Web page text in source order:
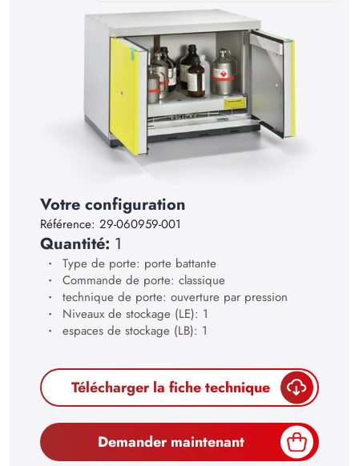
19
20
25
26
27
28
Votre configuration
Référence: 29-060959-001
Quantité: 1
Type de porte: porte battante
Commande de porte: classique
technique de porte: ouverture par pression
Niveaux de stockage (LE): 1
espaces de stockage (LB): 1
Télécharger la fiche technique
Demander maintenant